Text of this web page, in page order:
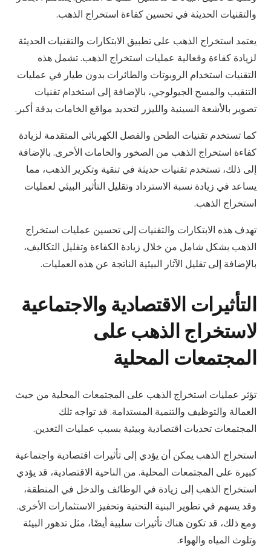
والتقنيات الحديثة في تحسين كفاءة استخراج الذهب.
يعتمد استخراج الذهب على تطبيق الابتكارات والتقنيات الحديثة
لزيادة كفاءة وفعالية عمليات استخراج الذهب. تشمل هذه
التقنيات استخدام الروبوتات والطائرات بدون طيار في عمليات
التنقيب والمسح الجيولوجي، بالإضافة إلى استخدام تقنيات
تصوير بالأشعة السينية والليزر لتحديد مواقع الخامات بدقة أكبر.
كما تستخدم تقنيات الطحن والفصل الكهربائي المتقدمة لزيادة
كفاءة استخراج الذهب من الصخور والخامات الأخرى. بالإضافة
إلى ذلك، تستخدم تقنيات حديثة في تنقية وتكرير الذهب، مما
يساعد في زيادة نسبة الاسترداد وتقليل التأثير البيئي لعمليات
استخراج الذهب.
تهدف هذه الابتكارات والتقنيات إلى تحسين عمليات استخراج
الذهب بشكل شامل من خلال زيادة الكفاءة وتقليل التكاليف،
بالإضافة إلى تقليل الآثار البيئية الناتجة عن هذه العمليات.
التأثيرات الاقتصادية والاجتماعية
لاستخراج الذهب على
المجتمعات المحلية
تؤثر عمليات استخراج الذهب على المجتمعات المحلية من حيث
العمالة والتوظيف والتنمية المستدامة. قد تواجه تلك
المجتمعات تحديات اقتصادية وبيئية بسبب عمليات التعدين.
استخراج الذهب يمكن أن يؤدي إلى تأثيرات اقتصادية واجتماعية
كبيرة على المجتمعات المحلية. من الناحية الاقتصادية، قد يؤدي
استخراج الذهب إلى زيادة في الوظائف والدخل في المنطقة،
وقد يسهم في تطوير البنية التحتية وتحفيز الاستثمارات الأخرى.
ومع ذلك، قد تكون هناك تأثيرات سلبية أيضًا، مثل تدهور البيئة
وتلوث المياه والهواء.